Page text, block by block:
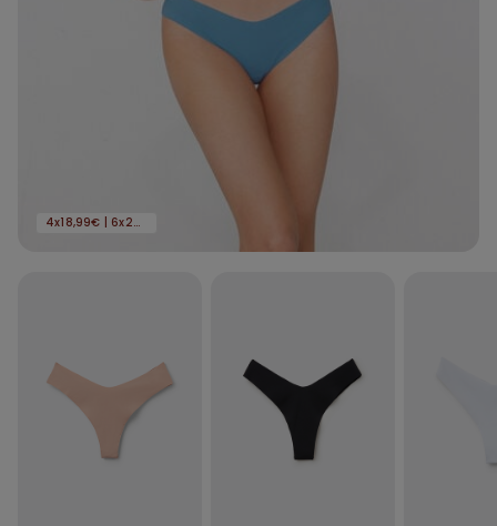
4x18,99€ | 6x24,99€